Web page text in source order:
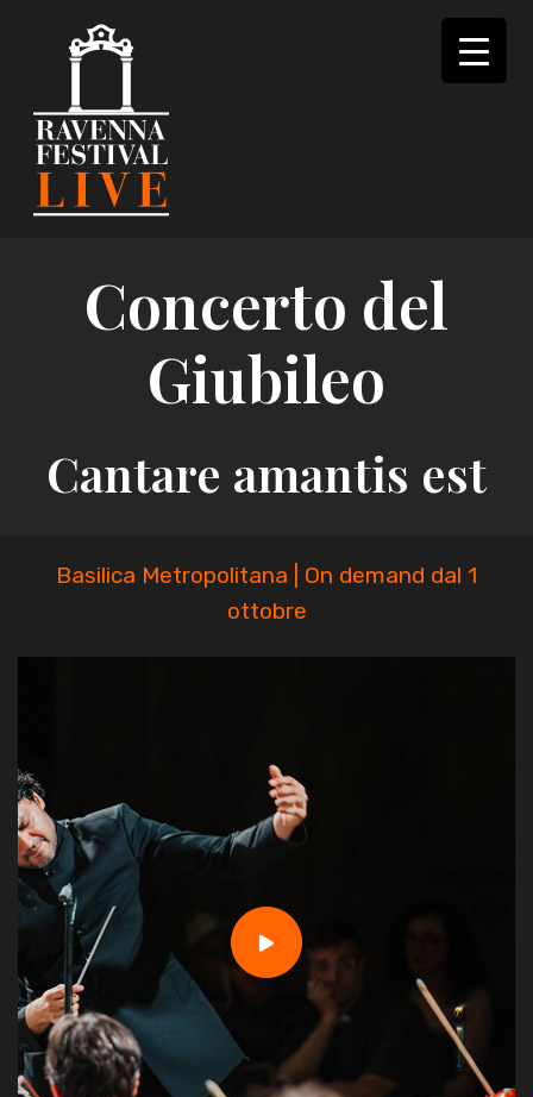
Concerto del
Giubileo
Cantare amantis est
Basilica Metropolitana | On demand dal 1
ottobre